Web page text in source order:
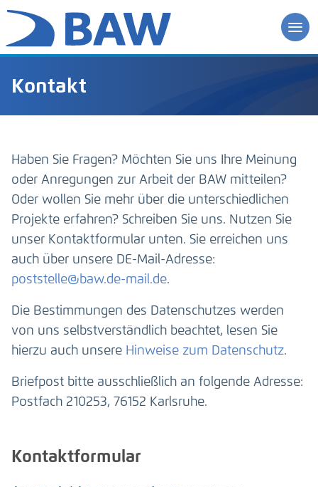
Kontakt
Haben Sie Fragen? Möchten Sie uns Ihre Meinung
oder Anregungen zur Arbeit der BAW mitteilen?
Oder wollen Sie mehr über die unterschiedlichen
Projekte erfahren? Schreiben Sie uns. Nutzen Sie
unser Kontaktformular unten. Sie erreichen uns
auch über unsere DE-Mail-Adresse:
poststelle@baw.de-mail.de.
Die Bestimmungen des Datenschutzes werden
von uns selbstverständlich beachtet, lesen Sie
hierzu auch unsere Hinweise zum Datenschutz.
Briefpost bitte ausschließlich an folgende Adresse:
Postfach 210253, 76152 Karlsruhe.
Kontaktformular